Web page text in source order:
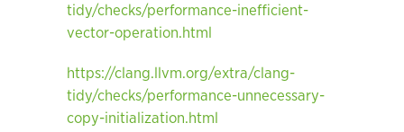
tidy/checks/performance-inefficient-
vector-operation.html
https://clang.llvm.org/extra/clang-
tidy/checks/performance-unnecessary-
copy-initialization.html